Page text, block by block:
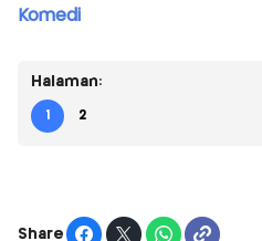
Komedi
Halaman:
1 2
Share